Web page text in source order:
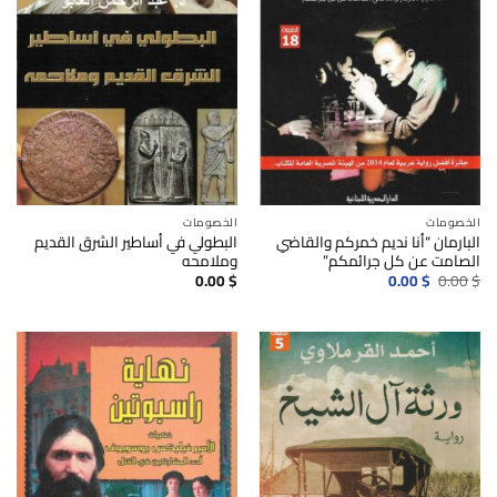
الخصومات
البارمان “أنا نديم خمركم والقاضي
الصامت عن كل جرائمكم”
0.00$ السعر
الأصلي
0.00$ السعر
الحالي
الخصومات
البطولي في أساطير الشرق القديم
وملامحه
0.00$